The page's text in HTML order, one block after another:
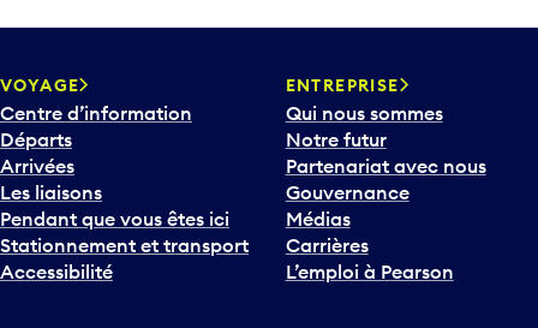
VOYAGE
Centre d’information
Départs
Arrivées
Les liaisons
Pendant que vous êtes ici
Stationnement et transport
Accessibilité
ENTREPRISE
Qui nous sommes
Notre futur
Partenariat avec nous
Gouvernance
Médias
Carrières
L’emploi à Pearson